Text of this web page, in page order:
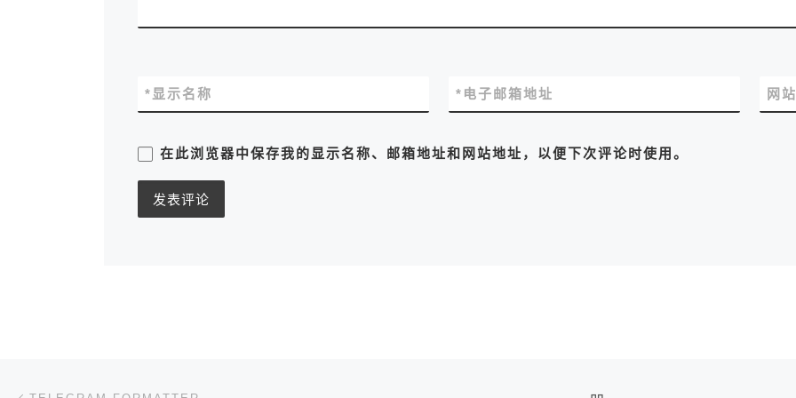
显示名称
* 电子邮箱地址
* 网
在此浏览器中保存我的显示名称、邮箱地址和网站地址，以便下次评论时使用。
文章导航